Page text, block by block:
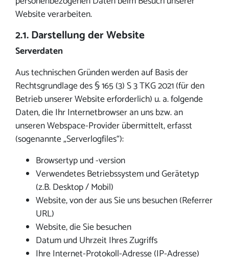
Website verarbeiten.
2.1. Darstellung der Website
Serverdaten
Aus technischen Gründen werden auf Basis der
Rechtsgrundlage des § 165 (3) S 3 TKG 2021 (für den
Betrieb unserer Website erforderlich) u. a. folgende
Daten, die Ihr Internetbrowser an uns bzw. an
unseren Webspace-Provider übermittelt, erfasst
(sogenannte „Serverlogfiles“):
Browsertyp und -version
Verwendetes Betriebssystem und Gerätetyp
(z.B. Desktop / Mobil)
Website, von der aus Sie uns besuchen (Referrer
URL)
Website, die Sie besuchen
Datum und Uhrzeit Ihres Zugriffs
Ihre Internet-Protokoll-Adresse (IP-Adresse)